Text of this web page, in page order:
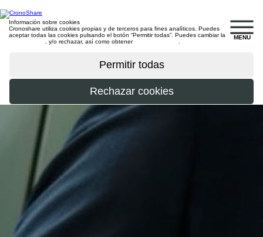
MENU
Información sobre cookies
Cronoshare utiliza cookies propias y de terceros para fines analíticos. Puedes
aceptar todas las cookies pulsando el botón “Permitir todas”. Puedes cambiar la
, y/o rechazar, así como obtener